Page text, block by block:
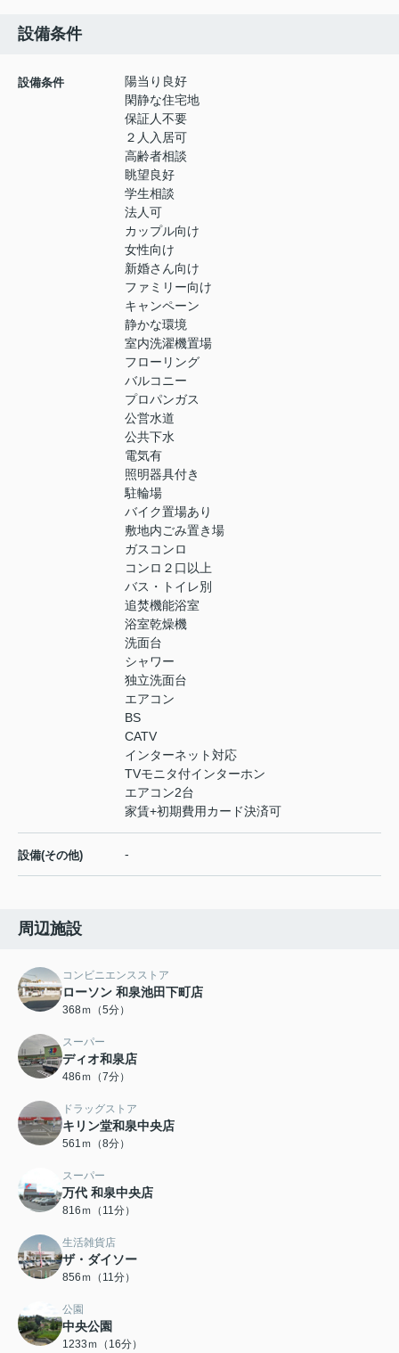
設備条件
設備条件
陽当り良好
閑静な住宅地
保証人不要
２人入居可
高齢者相談
眺望良好
学生相談
法人可
カップル向け
女性向け
新婚さん向け
ファミリー向け
キャンペーン
静かな環境
室内洗濯機置場
フローリング
バルコニー
プロパンガス
公営水道
公共下水
電気有
照明器具付き
駐輪場
バイク置場あり
敷地内ごみ置き場
ガスコンロ
コンロ２口以上
バス・トイレ別
追焚機能浴室
浴室乾燥機
洗面台
シャワー
独立洗面台
エアコン
BS
CATV
インターネット対応
TVモニタ付インターホン
エアコン2台
家賃+初期費用カード決済可
設備(その他) -
周辺施設
コンビニエンスストア
ローソン 和泉池田下町店
368ｍ（5分）
スーパー
ディオ和泉店
486ｍ（7分）
ドラッグストア
キリン堂和泉中央店
561ｍ（8分）
スーパー
万代 和泉中央店
816ｍ（11分）
生活雑貨店
ザ・ダイソー
856ｍ（11分）
公園
中央公園
1233ｍ（16分）